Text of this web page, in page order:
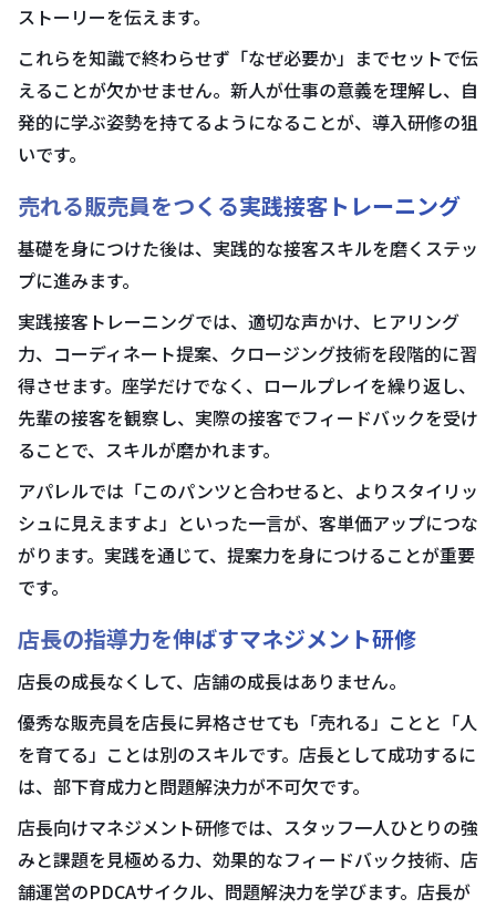
ストーリーを伝えます。
これらを知識で終わらせず「なぜ必要か」までセットで伝
えることが欠かせません。新人が仕事の意義を理解し、自
発的に学ぶ姿勢を持てるようになることが、導入研修の狙
いです。
売れる販売員をつくる実践接客トレーニング
基礎を身につけた後は、実践的な接客スキルを磨くステッ
プに進みます。
実践接客トレーニングでは、適切な声かけ、ヒアリング
力、コーディネート提案、クロージング技術を段階的に習
得させます。座学だけでなく、ロールプレイを繰り返し、
先輩の接客を観察し、実際の接客でフィードバックを受け
ることで、スキルが磨かれます。
アパレルでは「このパンツと合わせると、よりスタイリッ
シュに見えますよ」といった一言が、客単価アップにつな
がります。実践を通じて、提案力を身につけることが重要
です。
店長の指導力を伸ばすマネジメント研修
店長の成長なくして、店舗の成長はありません。
優秀な販売員を店長に昇格させても「売れる」ことと「人
を育てる」ことは別のスキルです。店長として成功するに
は、部下育成力と問題解決力が不可欠です。
店長向けマネジメント研修では、スタッフ一人ひとりの強
みと課題を見極める力、効果的なフィードバック技術、店
舗運営のPDCAサイクル、問題解決力を学びます。店長が